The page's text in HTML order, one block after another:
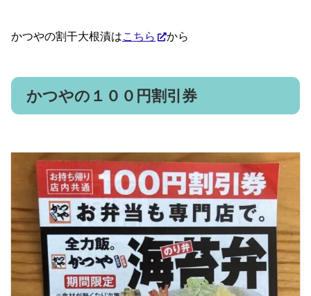
かつやの割干大根漬はこちら から
かつやの１００円割引券